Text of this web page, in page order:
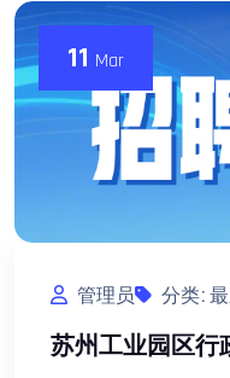
11 Mar
管理员 分类: